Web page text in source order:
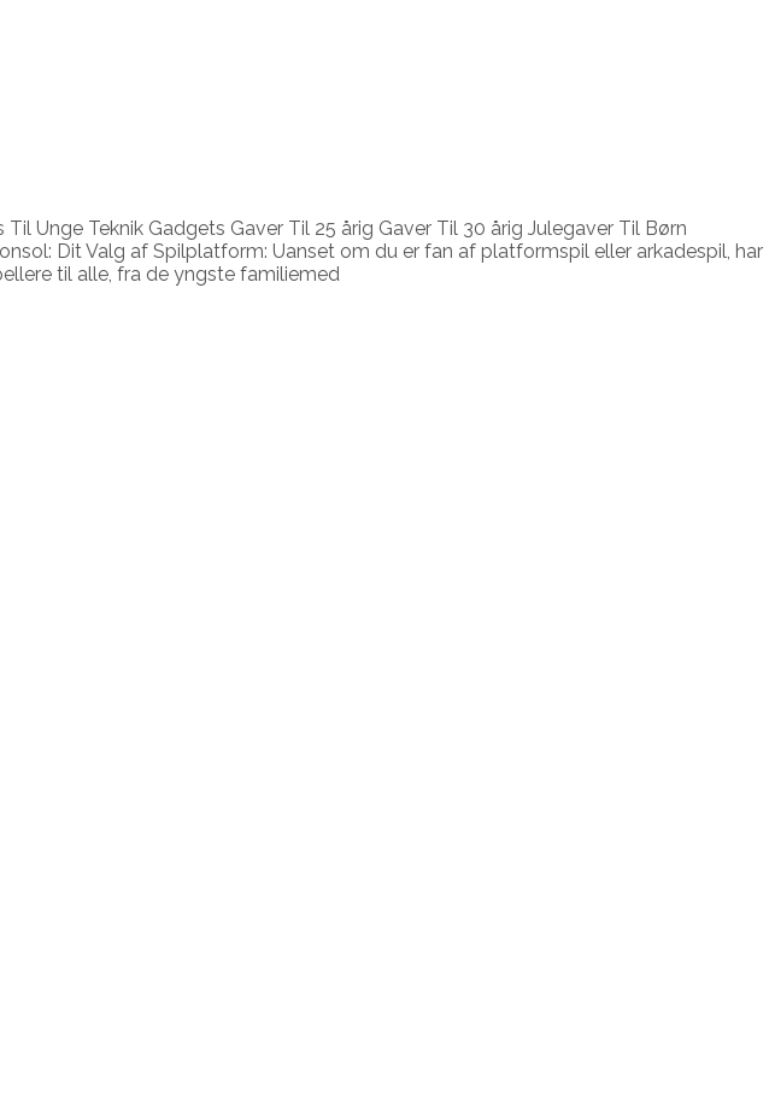
Unge Teknik Gadgets Gaver Til 25 årig Gaver Til 30 årig Julegaver Til Børn
Dit Valg af Spilplatform: Uanset om du er fan af platformspil eller arkadespil, har
til alle, fra de yngste familiemed